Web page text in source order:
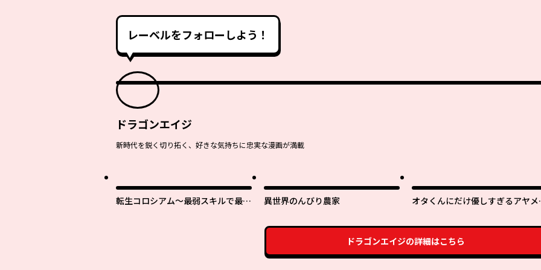
レーベルをフォローしよう！
ドラゴンエイジ
新時代を鋭く切り拓く、好きな気持ちに忠実な漫画が満載
転生コロシアム～最弱スキルで最強
異世界のんびり農家
オタくんにだけ優しすぎるアヤメ
ドラゴンエイジの詳細はこちら